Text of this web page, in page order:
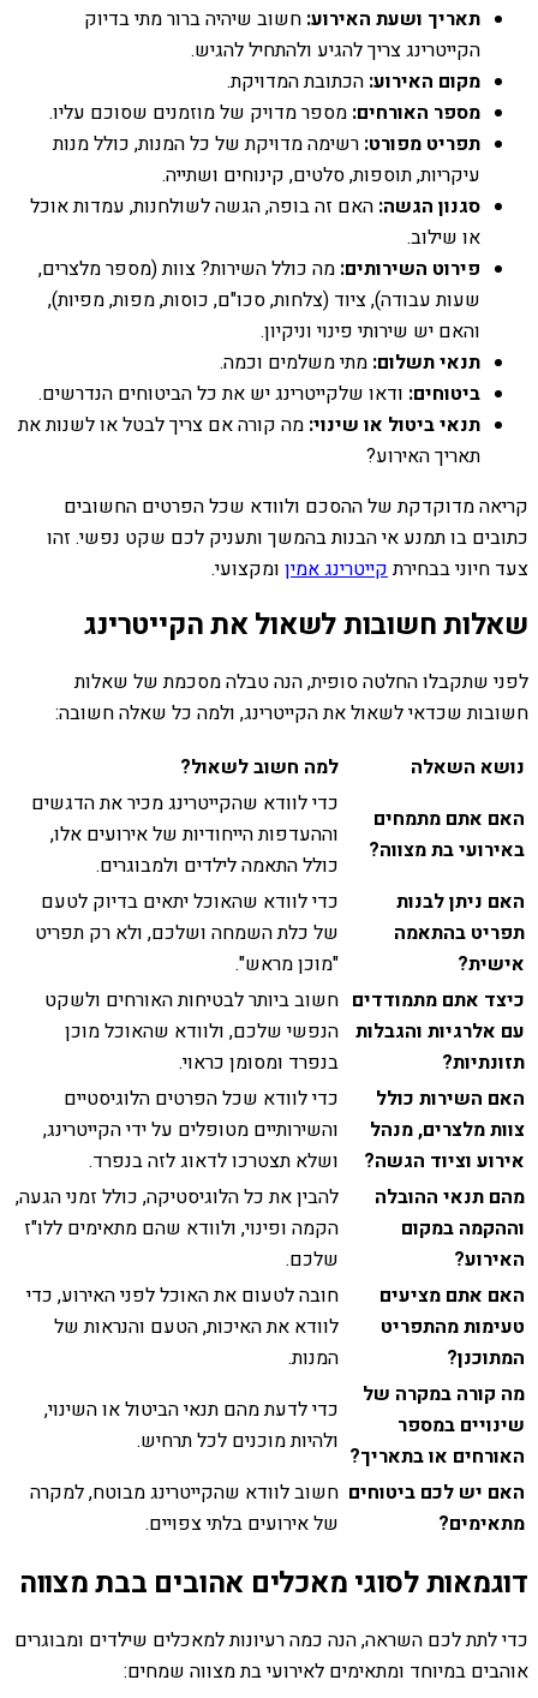
תאריך ושעת האירוע: חשוב שיהיה ברור מתי בדיוק
הקייטרינג צריך להגיע ולהתחיל להגיש.
מקום האירוע: הכתובת המדויקת.
מספר האורחים: מספר מדויק של מוזמנים שסוכם עליו.
תפריט מפורט: רשימה מדויקת של כל המנות, כולל מנות
עיקריות, תוספות, סלטים, קינוחים ושתייה.
סגנון הגשה: האם זה בופה, הגשה לשולחנות, עמדות אוכל
או שילוב.
פירוט השירותים: מה כולל השירות? צוות (מספר מלצרים,
שעות עבודה), ציוד (צלחות, סכו"ם, כוסות, מפות, מפיות),
והאם יש שירותי פינוי וניקיון.
תנאי תשלום: מתי משלמים וכמה.
ביטוחים: ודאו שלקייטרינג יש את כל הביטוחים הנדרשים.
תנאי ביטול או שינוי: מה קורה אם צריך לבטל או לשנות את
תאריך האירוע?
קריאה מדוקדקת של ההסכם ולוודא שכל הפרטים החשובים
כתובים בו תמנע אי הבנות בהמשך ותעניק לכם שקט נפשי. זהו
צעד חיוני בבחירתקייטרינג אמין ומקצועי.
שאלות חשובות לשאול את הקייטרינג
לפני שתקבלו החלטה סופית, הנה טבלה מסכמת של שאלות
חשובות שכדאי לשאול את הקייטרינג, ולמה כל שאלה חשובה:
נושא השאלה
למה חשוב לשאול?
האם אתם מתמחים
באירועי בת מצווה?
כדי לוודא שהקייטרינג מכיר את הדגשים
וההעדפות הייחודיות של אירועים אלו,
כולל התאמה לילדים ולמבוגרים.
האם ניתן לבנות
תפריט בהתאמה
אישית?
כדי לוודא שהאוכל יתאים בדיוק לטעם
של כלת השמחה ושלכם, ולא רק תפריט
"מוכן מראש".
כיצד אתם מתמודדים
עם אלרגיות והגבלות
תזונתיות?
חשוב ביותר לבטיחות האורחים ולשקט
הנפשי שלכם, ולוודא שהאוכל מוכן
בנפרד ומסומן כראוי.
האם השירות כולל
צוות מלצרים, מנהל
אירוע וציוד הגשה?
כדי לוודא שכל הפרטים הלוגיסטיים
והשירותיים מטופלים על ידי הקייטרינג,
ושלא תצטרכו לדאוג לזה בנפרד.
מהם תנאי ההובלה
וההקמה במקום
האירוע?
להבין את כל הלוגיסטיקה, כולל זמני הגעה,
הקמה ופינוי, ולוודא שהם מתאימים ללו"ז
שלכם.
האם אתם מציעים
טעימות מהתפריט
המתוכנן?
חובה לטעום את האוכל לפני האירוע, כדי
לוודא את האיכות, הטעם והנראות של
המנות.
מה קורה במקרה של
שינויים במספר
האורחים או בתאריך?
כדי לדעת מהם תנאי הביטול או השינוי,
ולהיות מוכנים לכל תרחיש.
האם יש לכם ביטוחים
מתאימים?
חשוב לוודא שהקייטרינג מבוטח, למקרה
של אירועים בלתי צפויים.
דוגמאות לסוגי מאכלים אהובים בבת מצווה
כדי לתת לכם השראה, הנה כמה רעיונות למאכלים שילדים ומבוגרים
אוהבים במיוחד ומתאימים לאירועי בת מצווה שמחים: